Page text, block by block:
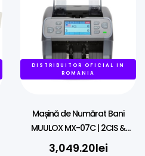
DISTRIBUITOR OFICIAL IN
ROMANIA
Mașină de Numărat Bani
MUULOX MX-07C | 2CIS &
Detecție Falsuri
3,049.20lei